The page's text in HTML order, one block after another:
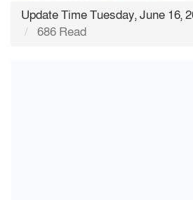
Update Time Tuesday, June 16,
686 Read